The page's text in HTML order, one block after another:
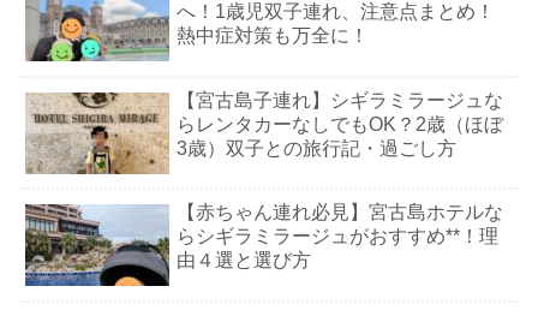
へ！1歳児双子連れ、注意点まとめ！
熱中症対策も万全に！
【宮古島子連れ】シギラミラージュな
らレンタカーなしでもOK？2歳（ほぼ
3歳）双子との旅行記・過ごし方
【赤ちゃん連れ必見】宮古島ホテルな
らシギラミラージュがおすすめ**！理
由４選と選び方